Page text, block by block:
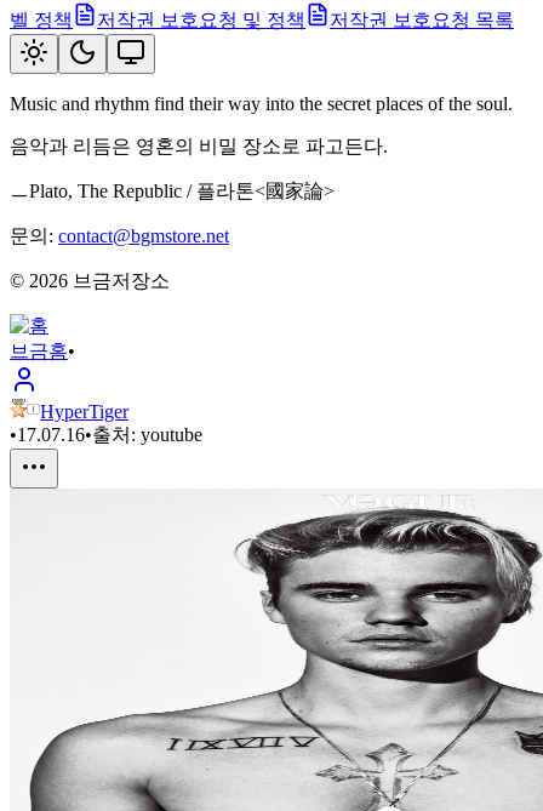
벨 정책
저작권 보호요청 및 정책 저작권 보호요청 목록
Music and rhythm find their way into the secret places of the soul.
음악과 리듬은 영혼의 비밀 장소로 파고든다.
ㅡPlato, The Republic / 플라톤<國家論>
문의: contact@bgmstore.net
© 2026 브금저장소
브금홈•
HyperTiger
•17.07.16•출처: youtube